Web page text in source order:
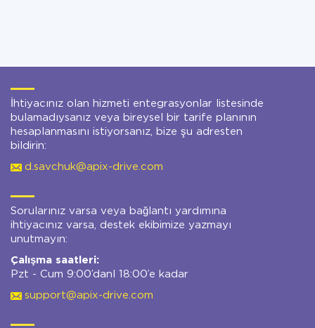
İhtiyacınız olan hizmeti entegrasyonlar listesinde
bulamadıysanız veya bireysel bir tarife planının
hesaplanmasını istiyorsanız, bize şu adresten
bildirin:
d.savchuk@apix-drive.com
Sorularınız varsa veya bağlantı yardımına
ihtiyacınız varsa, destek ekibimize yazmayı
unutmayın:
Çalışma saatleri:
Pzt - Cum 9:00’danl 18:00’e kadar
support@apix-drive.com